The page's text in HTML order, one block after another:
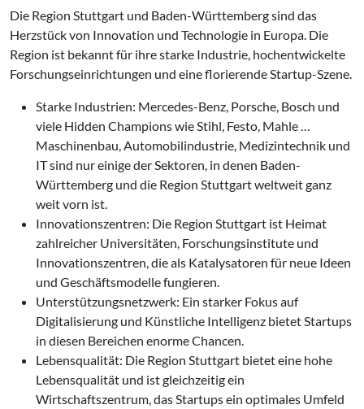
Die Region Stuttgart und Baden-Württemberg sind das
Herzstück von Innovation und Technologie in Europa. Die
Region ist bekannt für ihre starke Industrie, hochentwickelte
Forschungseinrichtungen und eine florierende Startup-Szene.
Starke Industrien: Mercedes-Benz, Porsche, Bosch und
viele Hidden Champions wie Stihl, Festo, Mahle …
Maschinenbau, Automobilindustrie, Medizintechnik und
IT sind nur einige der Sektoren, in denen Baden-
Württemberg und die Region Stuttgart weltweit ganz
weit vorn ist.
Innovationszentren: Die Region Stuttgart ist Heimat
zahlreicher Universitäten, Forschungsinstitute und
Innovationszentren, die als Katalysatoren für neue Ideen
und Geschäftsmodelle fungieren.
Unterstützungsnetzwerk: Ein starker Fokus auf
Digitalisierung und Künstliche Intelligenz bietet Startups
in diesen Bereichen enorme Chancen.
Lebensqualität: Die Region Stuttgart bietet eine hohe
Lebensqualität und ist gleichzeitig ein
Wirtschaftszentrum, das Startups ein optimales Umfeld